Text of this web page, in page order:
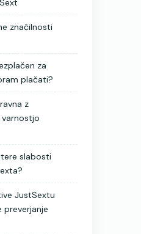
značilnosti
za
plačati?
z
slabosti
JustSextu
preverjanje